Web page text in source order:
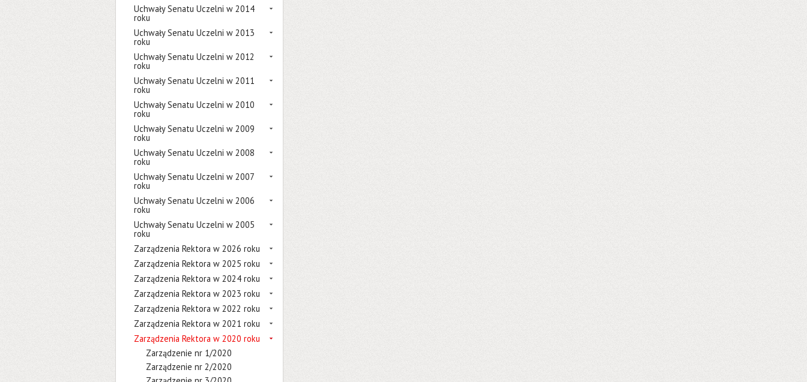
Uchwały Senatu Uczelni w 2014
roku
Uchwały Senatu Uczelni w 2013
roku
Uchwały Senatu Uczelni w 2012
roku
Uchwały Senatu Uczelni w 2011
roku
Uchwały Senatu Uczelni w 2010
roku
Uchwały Senatu Uczelni w 2009
roku
Uchwały Senatu Uczelni w 2008
roku
Uchwały Senatu Uczelni w 2007
roku
Uchwały Senatu Uczelni w 2006
roku
Uchwały Senatu Uczelni w 2005
roku
Zarządzenia Rektora w 2026 roku
Zarządzenia Rektora w 2025 roku
Zarządzenia Rektora w 2024 roku
Zarządzenia Rektora w 2023 roku
Zarządzenia Rektora w 2022 roku
Zarządzenia Rektora w 2021 roku
Zarządzenia Rektora w 2020 roku
Zarządzenie nr 1/2020
Zarządzenie nr 2/2020